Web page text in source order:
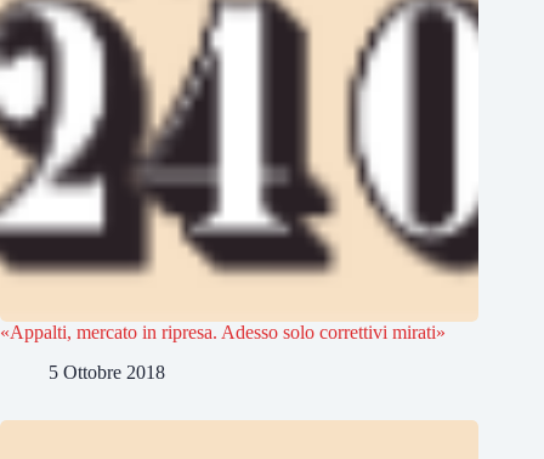
«Appalti, mercato in ripresa. Adesso solo correttivi mirati»
5 Ottobre 2018